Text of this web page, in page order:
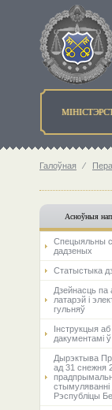
Галоўная ⁄
Асноўныя
Спецыяльны
дадзеных
Статыстыка
Дзейнасць па
латарэй і
гульняў
Інструкцыя
дакументамі
Дырэктыва
ад 31 снежня
стымуляванні
Рэспубліцы